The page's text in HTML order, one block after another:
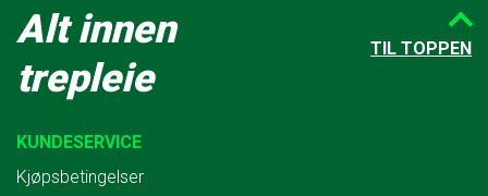
Alt innen
trepleie
KUNDESERVICE
Kjøpsbetingelser
TIL TOPPEN